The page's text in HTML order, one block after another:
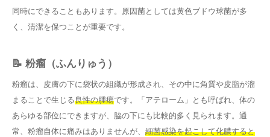
同時にできることもあります。原因菌としては黄色ブドウ球菌が多
く、清潔を保つことが重要です。
📝 粉瘤（ふんりゅう）
粉瘤は、皮膚の下に袋状の組織が形成され、その中に角質や皮脂が溜
まることで生じる良性の腫瘍です。「アテローム」とも呼ばれ、体の
あらゆる部位にできますが、脇の下にも比較的多く見られます。通
常、粉瘤自体に痛みはありませんが、 細菌感染を起こして化膿すると